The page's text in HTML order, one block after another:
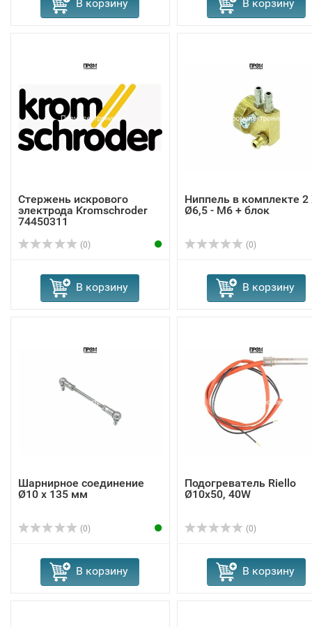
В корзину В корзину
Стержень искрового
электрода Kromschroder
74450311
(0)
В корзину
Ниппель в комплекте 2
Ø6,5 - M6 + блок
(0)
В корзину
Шарнирное соединение
Ø10 x 135 мм
(0)
В корзину
Подогреватель Riello
Ø10x50, 40W
(0)
В корзину